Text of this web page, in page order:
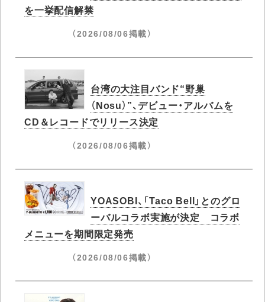
を一挙配信解禁
（2026/08/06掲載）
台湾の大注目バンド“野巢
（Nosu）”、デビュー・アルバムを
CD＆レコードでリリース決定
（2026/08/06掲載）
YOASOBI、「Taco Bell」とのグロ
ーバルコラボ実施が決定 コラボ
メニューを期間限定発売
（2026/08/06掲載）